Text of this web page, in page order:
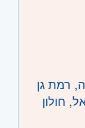
רמת גן
חולון